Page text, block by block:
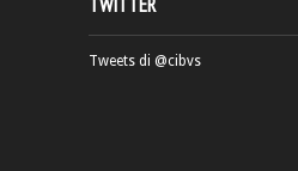
Tweets di @cibvs